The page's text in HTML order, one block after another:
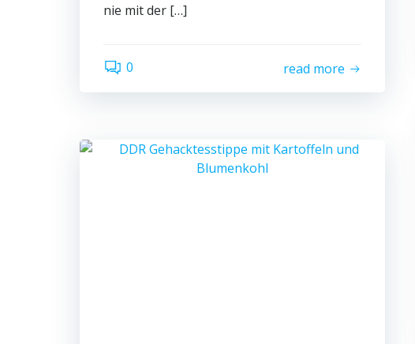
nie mit der […]
0 read more